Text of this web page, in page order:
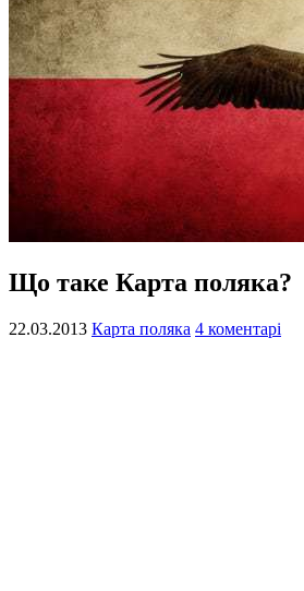
Що таке Карта поляка?
22.03.2013 Карта поляка 4 коментарі